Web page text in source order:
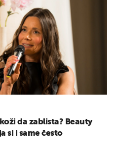
da zablista? Beauty
si i same često